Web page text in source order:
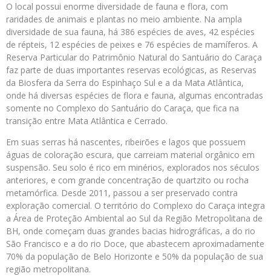
O local possui enorme diversidade de fauna e flora, com
raridades de animais e plantas no meio ambiente. Na ampla
diversidade de sua fauna, há 386 espécies de aves, 42 espécies
de répteis, 12 espécies de peixes e 76 espécies de mamíferos. A
Reserva Particular do Patrimônio Natural do Santuário do Caraça
faz parte de duas importantes reservas ecológicas, as Reservas
da Biosfera da Serra do Espinhaço Sul e a da Mata Atlântica,
onde há diversas espécies de flora e fauna, algumas encontradas
somente no Complexo do Santuário do Caraça, que fica na
transição entre Mata Atlântica e Cerrado.
Em suas serras há nascentes, ribeirões e lagos que possuem
águas de coloração escura, que carreiam material orgânico em
suspensão. Seu solo é rico em minérios, explorados nos séculos
anteriores, e com grande concentração de quartzito ou rocha
metamórfica. Desde 2011, passou a ser preservado contra
exploração comercial. O território do Complexo do Caraça integra
a Área de Proteção Ambiental ao Sul da Região Metropolitana de
BH, onde começam duas grandes bacias hidrográficas, a do rio
São Francisco e a do rio Doce, que abastecem aproximadamente
70% da população de Belo Horizonte e 50% da população de sua
região metropolitana.